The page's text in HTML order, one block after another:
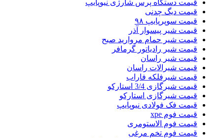
قیمت دستگاه پرس شارژی نیوپایپ
قیمت دیگ چدنی
قیمت سوپرپایپ ۹۸
قیمت شیر پیسوار آذر
قیمت شیر حمام مروارید صبح
قیمت شیر رادیاتور گرمافر
قیمت شیر راسان
قیمت شیرالات راسان
قیمت شیرفلکه فاراب
قیمت شیرگازی 3/4 استارکو
قیمت شیرگازی استارکو
قیمت فک فولادی نیوپایپ
قیمت فوم xpe
قیمت فوم الاستومری
قیمت فوم تخم مرغی